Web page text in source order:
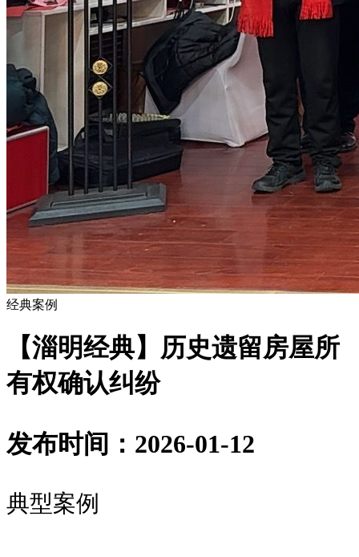
经典案例
【淄明经典】历史遗留房屋所
有权确认纠纷
发布时间：2026-01-12
典型案例